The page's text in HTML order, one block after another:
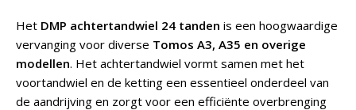
Het DMP achtertandwiel 24 tanden is een hoogwaardige
vervanging voor diverse Tomos A3, A35 en overige
modellen. Het achtertandwiel vormt samen met het
voortandwiel en de ketting een essentieel onderdeel van
de aandrijving en zorgt voor een efficiënte overbrenging